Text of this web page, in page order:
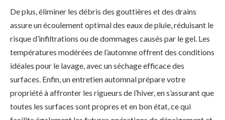
De plus, éliminer les débris des gouttières et des drains
assure un écoulement optimal des eaux de pluie, réduisant le
risque d’infiltrations ou de dommages causés par le gel. Les
températures modérées de l’automne offrent des conditions
idéales pour le lavage, avec un séchage efficace des
surfaces. Enfin, un entretien automnal prépare votre
propriété à affronter les rigueurs de l’hiver, en s’assurant que
toutes les surfaces sont propres et en bon état, ce qui